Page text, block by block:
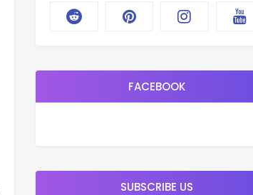
FACEBOOK
SUBSCRIBE US